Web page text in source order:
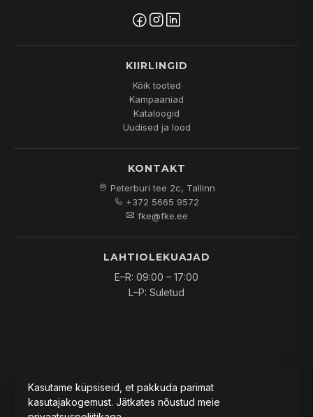
KIIRLINGID
Kõik tooted
Kampaaniad
Kataloogid
Uudised ja lood
KONTAKT
Peterburi tee 2c, Tallinn
+372 5665 9572
fke@fke.ee
LAHTIOLEKUAJAD
E–R: 09:00 – 17:00
L–P: Suletud
Kasutame küpsiseid, et pakkuda parimat
kasutajakogemust. Jätkates nõustud meie